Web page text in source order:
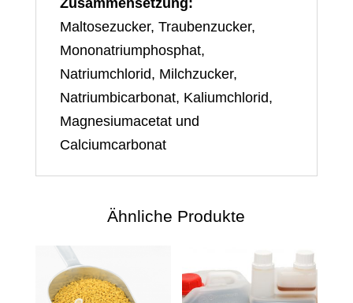
Zusammensetzung:
Maltosezucker, Traubenzucker,
Mononatriumphosphat,
Natriumchlorid, Milchzucker,
Natriumbicarbonat, Kaliumchlorid,
Magnesiumacetat und
Calciumcarbonat
Ähnliche Produkte